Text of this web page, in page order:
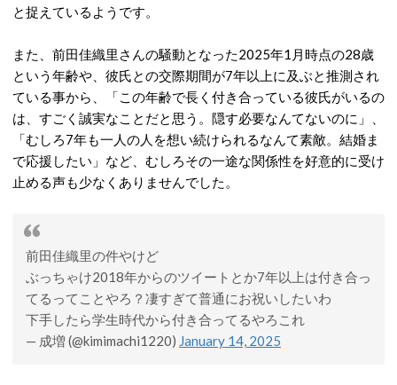
と捉えているようです。
また、前田佳織里さんの騒動となった2025年1月時点の28歳
という年齢や、彼氏との交際期間が7年以上に及ぶと推測され
ている事から、
「この年齢で長く付き合っている彼氏がいるの
は、すごく誠実なことだと思う。隠す必要なんてないのに」、
「むしろ7年も一人の人を想い続けられるなんて素敵。結婚ま
で応援したい」など、 むしろその一途な関係性を好意的に受け
止める声も少なくありませんでした。
前田佳織里の件やけど
ぶっちゃけ2018年からのツイートとか7年以上は付き合っ
てるってことやろ？凄すぎて普通にお祝いしたいわ
下手したら学生時代から付き合ってるやろこれ
— 成増 (@kimimachi1220) January 14, 2025